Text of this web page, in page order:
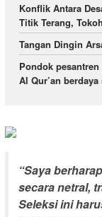
Konflik Antara
Titik Terang,
Tangan Dingin
Pondok
Al Qur’an
“Saya
secara netral,
Seleksi ini